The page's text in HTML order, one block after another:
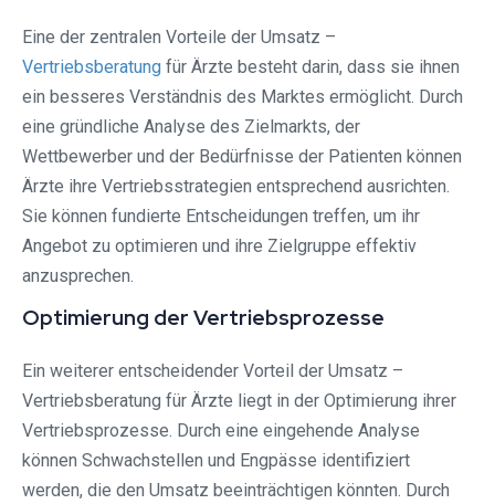
Eine der zentralen Vorteile der Umsatz –
Vertriebsberatung für Ärzte besteht darin, dass sie ihnen
ein besseres Verständnis des Marktes ermöglicht. Durch
eine gründliche Analyse des Zielmarkts, der
Wettbewerber und der Bedürfnisse der Patienten können
Ärzte ihre Vertriebsstrategien entsprechend ausrichten.
Sie können fundierte Entscheidungen treffen, um ihr
Angebot zu optimieren und ihre Zielgruppe effektiv
anzusprechen.
Optimierung der Vertriebsprozesse
Ein weiterer entscheidender Vorteil der Umsatz –
Vertriebsberatung für Ärzte liegt in der Optimierung ihrer
Vertriebsprozesse. Durch eine eingehende Analyse
können Schwachstellen und Engpässe identifiziert
werden, die den Umsatz beeinträchtigen könnten. Durch